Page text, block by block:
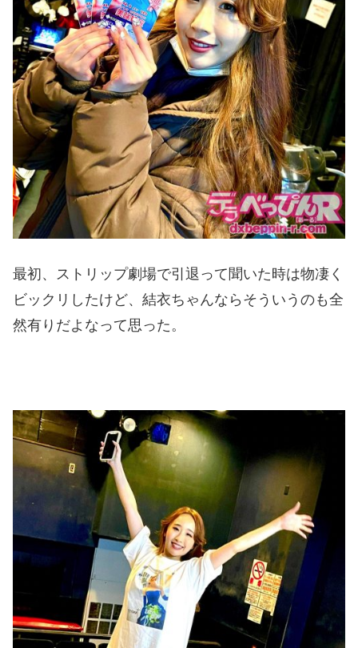
最初、ストリップ劇場で引退って聞いた時は物凄く
ビックリしたけど、結衣ちゃんならそういうのも全
然有りだよなって思った。